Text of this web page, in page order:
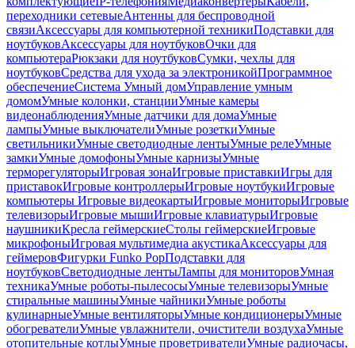
переходники сетевыеАнтенны для беспроводной
связиАксессуары для компьютерной техникиПодставки для
ноутбуковАксессуары для ноутбуковОчки для
компьютераРюкзаки для ноутбуковСумки, чехлы для
ноутбуковСредства для ухода за электроникойПрограммное
обеспечениеСистема Умный домУправление умным
домомУмные колонки, станцииУмные камеры
видеонаблюденияУмные датчики для домаУмные
лампыУмные выключателиУмные розеткиУмные
светильникиУмные светодиодные лентыУмные релеУмные
замкиУмные домофоныУмные карнизыУмные
терморегуляторыИгровая зонаИгровые приставкиИгры для
приставокИгровые контроллерыИгровые ноутбукиИгровые
компьютеры Игровые видеокартыИгровые мониторыИгровые
телевизорыИгровые мышиИгровые клавиатурыИгровые
наушникиКресла геймерскиеСтолы геймерскиеИгровые
микрофоныИгровая мультимедиа акустикаАксессуары для
геймеровФигурки Funko PopПодставки для
ноутбуковСветодиодные лентыЛампы для мониторовУмная
техникаУмные роботы-пылесосыУмные телевизорыУмные
стиральные машиныУмные чайникиУмные роботы
кулинарныеУмные вентиляторыУмные кондиционерыУмные
обогревателиУмные увлажнители, очистители воздухаУмные
отопительные котлыУмные проветривателиУмные радиочасы,